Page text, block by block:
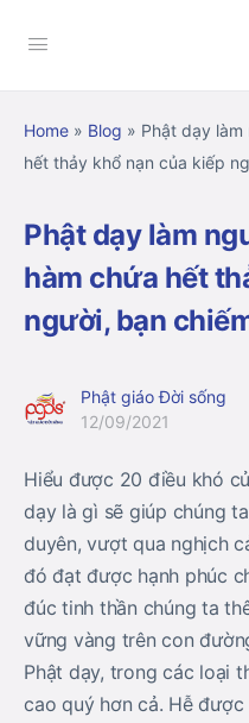
Home » Blog » Phật dạy
hết thảy khổ nạn của kiếp
Phật dạy làm
hàm chứa hết
người, bạn
Phật giáo Đời sống
12/09/2021
Hiểu được 20 điều khó
dạy là gì sẽ giúp chúng
duyên, vượt qua nghịch
đó đạt được hạnh phúc
đúc tinh thần chúng ta
vững vàng trên con
Phật dạy, trong các loại
cao quý hơn cả. Hễ